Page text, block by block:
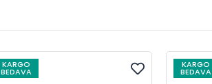
KARGO
BEDAVA
KARGO
BEDAVA